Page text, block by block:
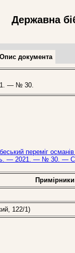
Державна
Опис документа
— № 30.
переміг
— 2021. — № 30. —
Примірники
122/1)